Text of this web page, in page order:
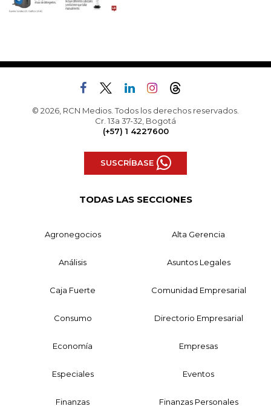
© 2026, RCN Medios. Todos los derechos reservados.
Cr. 13a 37-32, Bogotá
(+57) 1 4227600
SUSCRÍBASE
TODAS LAS SECCIONES
Agronegocios Alta Gerencia
Análisis Asuntos Legales
Caja Fuerte Comunidad Empresarial
Consumo Directorio Empresarial
Economía Empresas
Especiales Eventos
Finanzas Finanzas Personales